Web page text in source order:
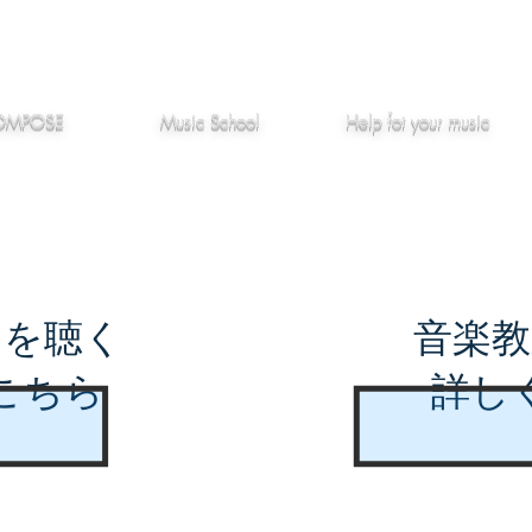
Music School Helpfot your music
聴く
ちら
音楽
詳し